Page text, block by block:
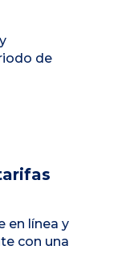
de
en línea y
con una